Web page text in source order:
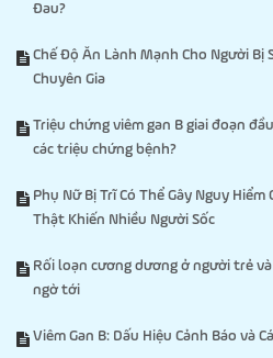
Đau?
Chế Độ Ăn Lành Mạnh Cho Người Bị
Chuyên Gia
Triệu chứng viêm gan B giai đoạn
các triệu chứng bệnh?
Phụ Nữ Bị Trĩ Có Thể Gây Nguy Hiểm
Thật Khiến Nhiều Người Sốc
Rối loạn cương dương ở người trẻ
ngờ tới
Viêm Gan B: Dấu Hiệu Cảnh Báo và